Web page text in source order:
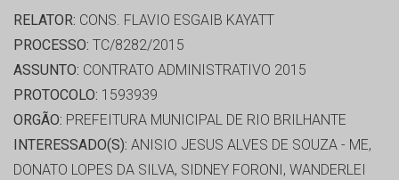
RELATOR: CONS. FLAVIO ESGAIB KAYATT
PROCESSO: TC/8282/2015
ASSUNTO: CONTRATO ADMINISTRATIVO 2015
PROTOCOLO: 1593939
ORGÃO: PREFEITURA MUNICIPAL DE RIO BRILHANTE
INTERESSADO(S): ANISIO JESUS ALVES DE SOUZA - ME,
DONATO LOPES DA SILVA, SIDNEY FORONI, WANDERLEI